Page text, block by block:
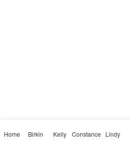
Home Birkin Kelly Constance Lindy